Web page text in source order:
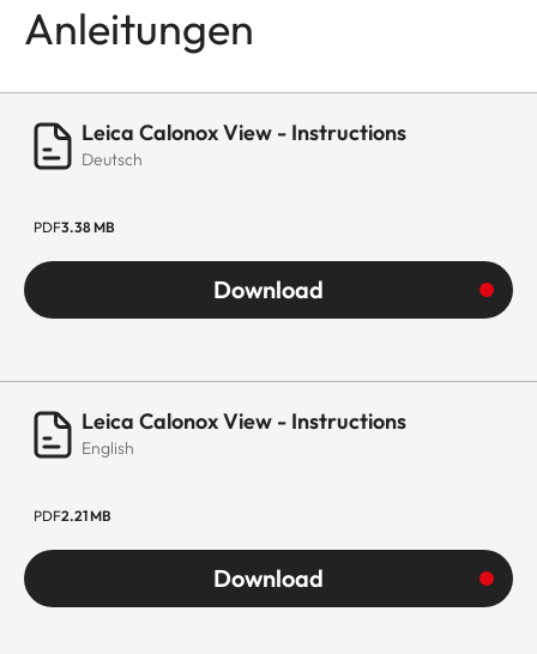
Anleitungen
Leica Calonox View - Instructions
Deutsch
PDF3.38 MB
Download
Leica Calonox View - Instructions
English
PDF2.21 MB
Download